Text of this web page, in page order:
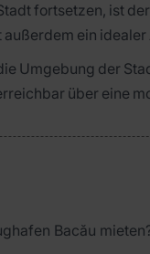
fortsetzen, ist
ein
Umgebung der
über eine
Bacău